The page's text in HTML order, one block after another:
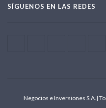
SÍGUENOS EN LAS REDES
Negocios e Inversiones S.A.|